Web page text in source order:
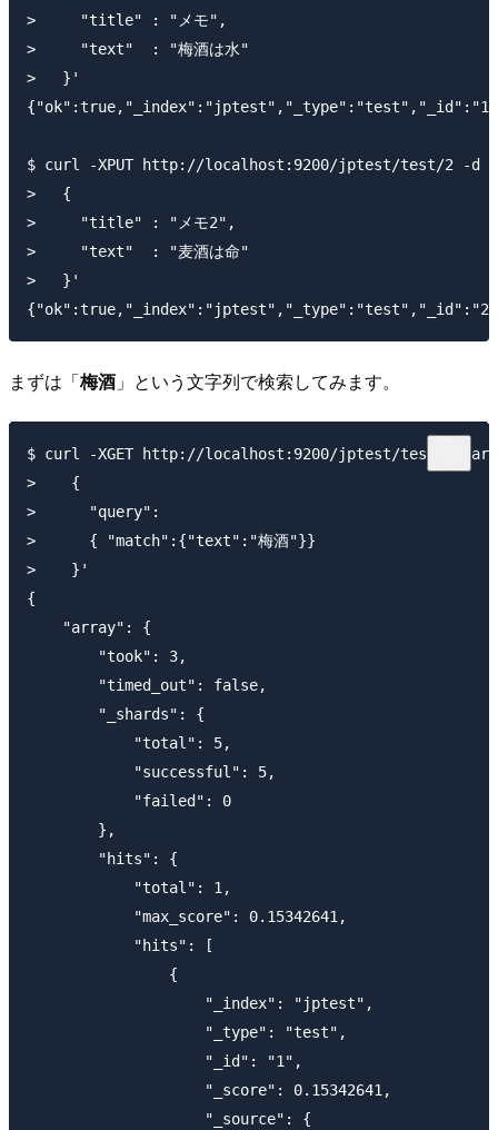
>     "title" : "メモ",
>     "text"  : "梅酒は水"
>   }'
$ curl -XPUT http://localhost:9200/jptest/test/2 -d '
>   {
>     "title" : "メモ2",
>     "text"  : "麦酒は命"
>   }'
まずは「梅酒 」という文字列で検索してみます。
$ curl -XGET http://localhost:9200/jptest/test/
>    {
>      "query":
>      { "match":{"text":"梅酒"}}
>    }'
{
    "array": {
        "took": 3,
        "timed_out": false,
        "_shards": {
            "total": 5,
            "successful": 5,
            "failed": 0
        },
        "hits": {
            "total": 1,
            "max_score": 0.15342641,
            "hits": [
                {
                    "_index": "jptest",
                    "_type": "test",
                    "_id": "1",
                    "_score": 0.15342641,
                    "_source": {